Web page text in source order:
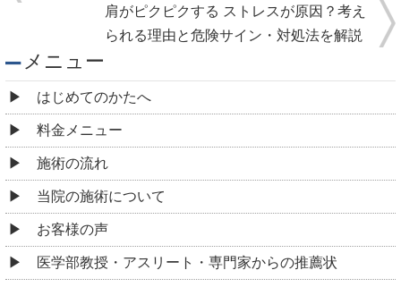
肩がピクピクする ストレスが原因？考え
られる理由と危険サイン・対処法を解説
メニュー
はじめてのかたへ
料金メニュー
施術の流れ
当院の施術について
お客様の声
医学部教授・アスリート・専門家からの推薦状